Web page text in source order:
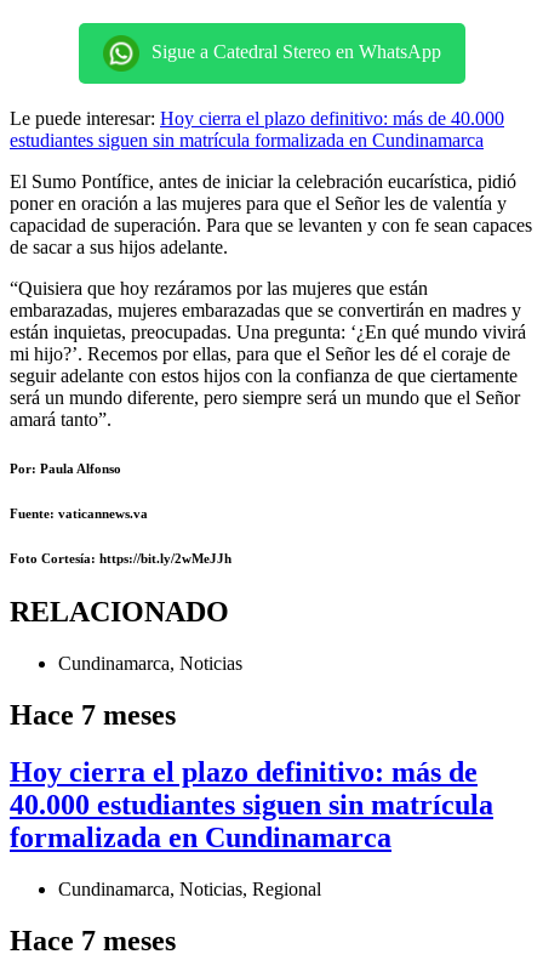
Sigue a Catedral Stereo en WhatsApp
Le puede interesar: Hoy cierra el plazo definitivo: más de 40.000
estudiantes siguen sin matrícula formalizada en Cundinamarca
El Sumo Pontífice, antes de iniciar la celebración eucarística, pidió
poner en oración a las mujeres para que el Señor les de valentía y
capacidad de superación. Para que se levanten y con fe sean capaces
de sacar a sus hijos adelante.
“Quisiera que hoy rezáramos por las mujeres que están
embarazadas, mujeres embarazadas que se convertirán en madres y
están inquietas, preocupadas. Una pregunta: ‘¿En qué mundo vivirá
mi hijo?’. Recemos por ellas, para que el Señor les dé el coraje de
seguir adelante con estos hijos con la confianza de que ciertamente
será un mundo diferente, pero siempre será un mundo que el Señor
amará tanto”.
Por: Paula Alfonso
Fuente: vaticannews.va
Foto Cortesía: https://bit.ly/2wMeJJh
RELACIONADO
Cundinamarca, Noticias
Hace 7 meses
Hoy cierra el plazo definitivo: más de
40.000 estudiantes siguen sin matrícula
formalizada en Cundinamarca
Cundinamarca, Noticias, Regional
Hace 7 meses